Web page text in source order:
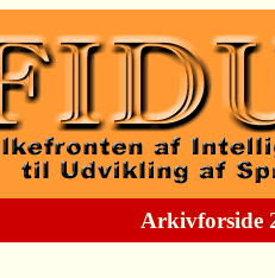
Arkivforside